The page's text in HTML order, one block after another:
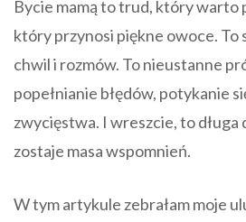
Bycie mamą to trud, który warto
który przynosi piękne owoce. To
chwil i rozmów. To nieustanne
popełnianie błędów, potykanie
zwycięstwa. I wreszcie, to długa
zostaje masa wspomnień.
W tym artykule zebrałam moje